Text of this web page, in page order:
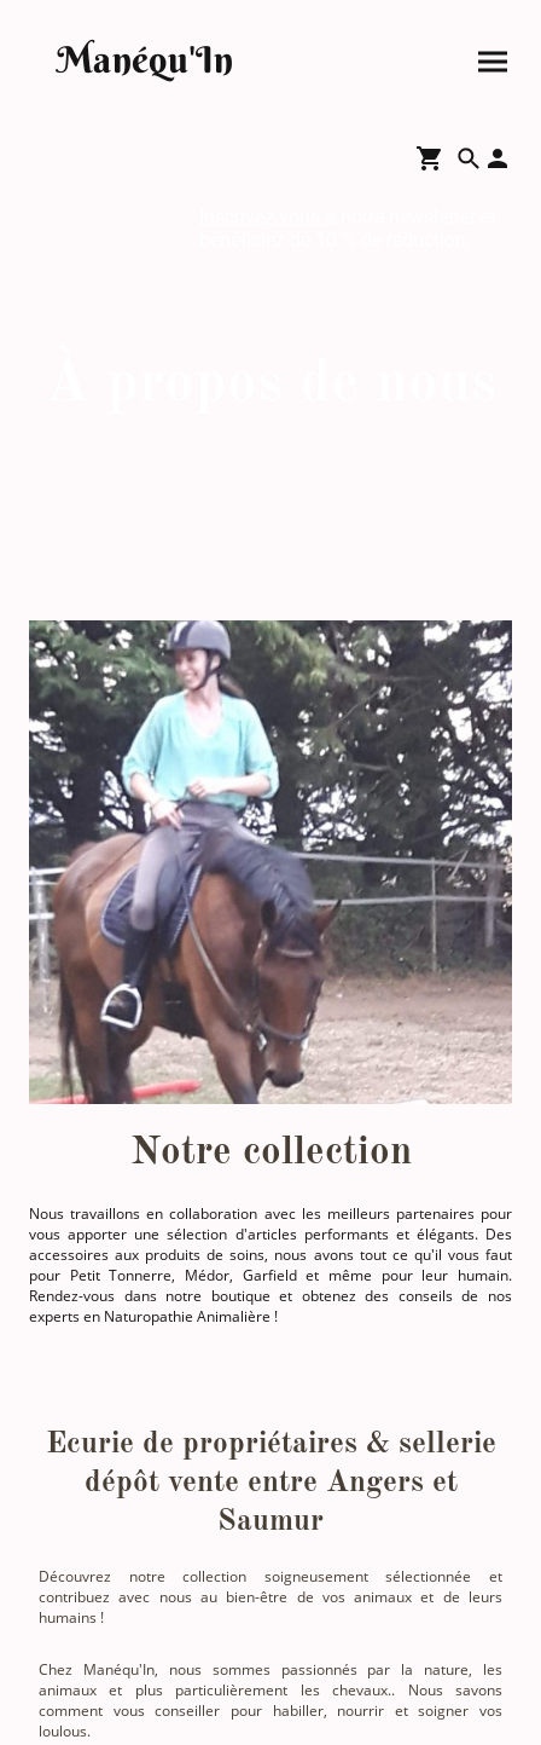
Manéqu'In
Notre collection
Nous travaillons en collaboration avec les meilleurs partenaires pour
vous apporter une sélection d'articles performants et élégants. Des
accessoires aux produits de soins, nous avons tout ce qu'il vous faut
pour Petit Tonnerre, Médor, Garfield et même pour leur humain.
Rendez-vous dans notre boutique et obtenez des conseils de nos
experts en Naturopathie Animalière !
Ecurie de propriétaires & sellerie
dépôt vente entre Angers et
Saumur
Découvrez notre collection soigneusement sélectionnée et
contribuez avec nous au bien-être de vos animaux et de leurs
humains !
Chez Manéqu'In, nous sommes passionnés par la nature, les
animaux et plus particulièrement les chevaux.. Nous savons
comment vous conseiller pour habiller, nourrir et soigner vos
loulous.